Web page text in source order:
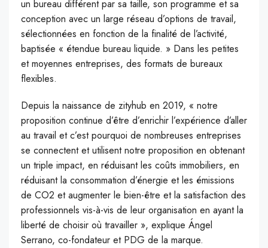
un bureau différent par sa taille, son programme et sa
conception avec un large réseau d’options de travail,
sélectionnées en fonction de la finalité de l’activité,
baptisée « étendue bureau liquide. » Dans les petites
et moyennes entreprises, des formats de bureaux
flexibles.
Depuis la naissance de zityhub en 2019, « notre
proposition continue d’être d’enrichir l’expérience d’aller
au travail et c’est pourquoi de nombreuses entreprises
se connectent et utilisent notre proposition en obtenant
un triple impact, en réduisant les coûts immobiliers, en
réduisant la consommation d’énergie et les émissions
de CO2 et augmenter le bien-être et la satisfaction des
professionnels vis-à-vis de leur organisation en ayant la
liberté de choisir où travailler », explique Ángel
Serrano, co-fondateur et PDG de la marque.